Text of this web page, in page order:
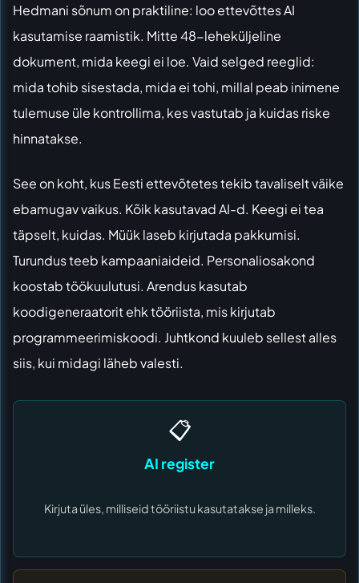
Hedmani sõnum on praktiline: loo ettevõttes AI
kasutamise raamistik. Mitte 48-leheküljeline
dokument, mida keegi ei loe. Vaid selged reeglid:
mida tohib sisestada, mida ei tohi, millal peab inimene
tulemuse üle kontrollima, kes vastutab ja kuidas riske
hinnatakse.
See on koht, kus Eesti ettevõtetes tekib tavaliselt väike
ebamugav vaikus. Kõik kasutavad AI-d. Keegi ei tea
täpselt, kuidas. Müük laseb kirjutada pakkumisi.
Turundus teeb kampaaniaideid. Personaliosakond
koostab töökuulutusi. Arendus kasutab
koodigeneraatorit ehk tööriista, mis kirjutab
programmeerimiskoodi. Juhtkond kuuleb sellest alles
siis, kui midagi läheb valesti.
📋
AI register
Kirjuta üles, milliseid tööriistu kasutatakse ja milleks.